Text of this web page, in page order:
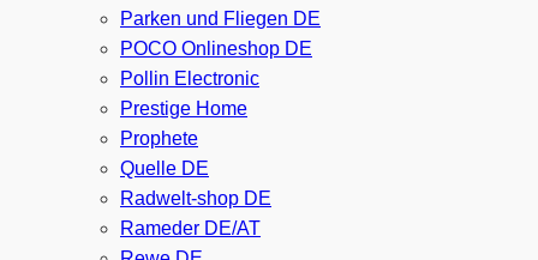
Parken und Fliegen DE
POCO Onlineshop DE
Pollin Electronic
Prestige Home
Prophete
Quelle DE
Radwelt-shop DE
Rameder DE/AT